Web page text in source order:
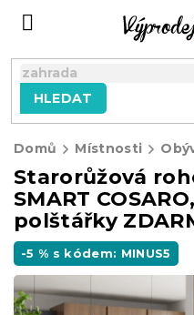
HLEDAT
Domů Místnosti
Starorůžová
SMART
polštářky
-5 % s kódem: MINUS5